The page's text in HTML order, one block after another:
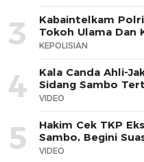
3
Kabaintelkam
Tokoh Ulama Dan
KEPOLISIAN
4
Kala Canda Ahli-
Sidang Sambo
VIDEO
5
Hakim Cek TKP
Sambo, Begini
VIDEO